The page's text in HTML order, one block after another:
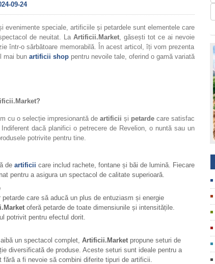
09-24
evenimente speciale, artificiile și petardele sunt elementele care
de neuitat. La Artificii.Market, găsești tot ce ai nevoie
într-o sărbătoare memorabilă. În acest articol, îți vom prezenta
mai bun artificii shoppentru nevoile tale, oferind o gamă variată
cu o selecție impresionantă de artificii și petardecare satisfac
dacă planifici o petrecere de Revelion, o nuntă sau un
potrivite pentru tine.
de artificii care includ rachete, fontane și băi de lumină. Fiecare
pentru a asigura un spectacol de calitate superioară.
care să aducă un plus de entuziasm și energie
oferă petarde de toate dimensiunile și intensitățile.
potrivit pentru efectul dorit.
un spectacol complet, Artificii.Marketpropune seturi de
diversificată de produse. Aceste seturi sunt ideale pentru a
fără a fi nevoie să combini diferite tipuri de artificii.